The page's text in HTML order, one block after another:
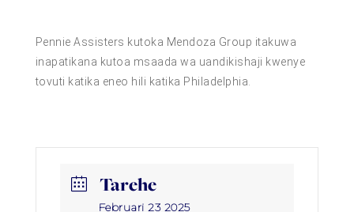
Pennie Assisters kutoka Mendoza Group itakuwa
inapatikana kutoa msaada wa uandikishaji kwenye
tovuti katika eneo hili katika Philadelphia.
Tarehe
Februari 23 2025